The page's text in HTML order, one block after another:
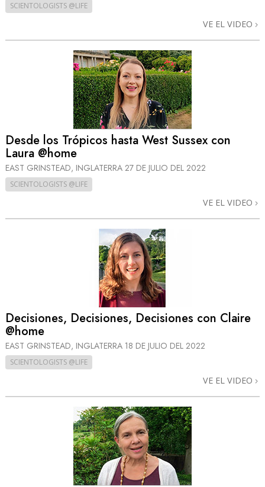
SCIENTOLOGISTS @LIFE
VE EL VIDEO
Desde los Trópicos hasta West Sussex con
Laura @home
EAST GRINSTEAD, INGLATERRA 27 DE JULIO DEL 2022
SCIENTOLOGISTS @LIFE
VE EL VIDEO
Decisiones, Decisiones, Decisiones con Claire
@home
EAST GRINSTEAD, INGLATERRA 18 DE JULIO DEL 2022
SCIENTOLOGISTS @LIFE
VE EL VIDEO